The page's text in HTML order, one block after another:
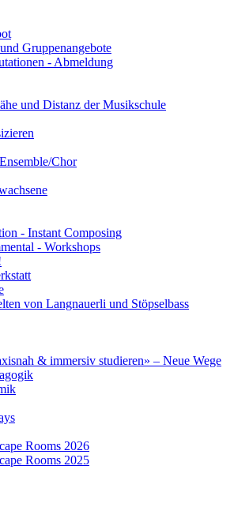
Gruppenangebote
- Abmeldung
und Distanz der Musikschule
Chor
- Instant Composing
- Workshops
von Langnauerli und Stöpselbass
& immersiv studieren» – Neue Wege
Rooms 2026
Rooms 2025